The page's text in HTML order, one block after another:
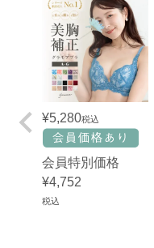
¥5,280税込
会員特別価格
¥4,752
税込